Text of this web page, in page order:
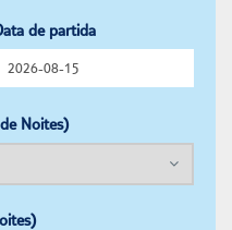
de partida
Noites)